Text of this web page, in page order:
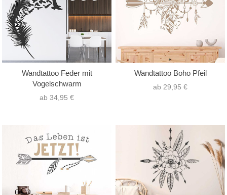
Wandtattoo Feder mit
Vogelschwarm
ab 34,95 €
Wandtattoo Boho Pfeil
ab 29,95 €